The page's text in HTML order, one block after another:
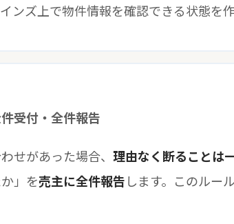
ンズ上で物件情報を確認できる状態を作
受付・全件報告
せがあった場合、 理由なく断ることは
」を売主に全件報告します。このルー